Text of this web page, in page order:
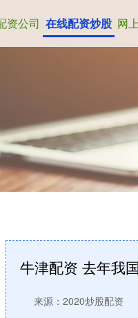
资公司 在线配资炒股 网
牛津配资 去年我
来源：2020炒股配资